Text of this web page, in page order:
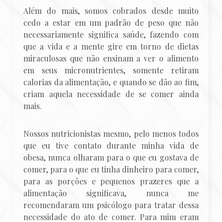
Além do mais, somos cobrados desde muito
cedo a estar em um padrão de peso que não
necessariamente significa saúde, fazendo com
que a vida e a mente gire em torno de dietas
miraculosas que não ensinam a ver o alimento
em seus micronutrientes, somente retiram
calorias da alimentação, e quando se dão ao fim,
criam aquela necessidade de se comer ainda
mais.
Nossos nutricionistas mesmo, pelo menos todos
que eu tive contato durante minha vida de
obesa, nunca olharam para o que eu gostava de
comer, para o que eu tinha dinheiro para comer,
para as porções e pequenos prazeres que a
alimentação significava, nunca me
recomendaram um psicólogo para tratar dessa
necessidade do ato de comer. Para mim eram